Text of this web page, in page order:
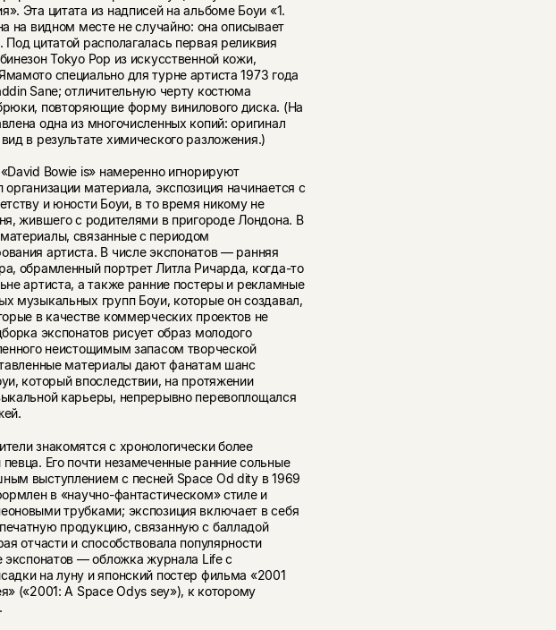
Эта цитата из надписей на альбоме Боуи «1.
на видном месте не случайно: она описывает
цитатой располагалась первая реликвия
Tokyo Pop из искусственной кожи,
специально для турне артиста 1973 года
Sane; отличительную черту костюма
повторяющие форму винилового диска. (На
одна из многочисленных копий: оригинал
в результате химического разложения.)
Bowie is» намеренно игнорируют
материала, экспозиция начинается с
и юности Боуи, в то время никому не
жившего с родителями в пригороде Лондона. В
связанные с периодом
артиста. В числе экспонатов — ранняя
обрамленный портрет Литла Ричарда, когда-то
артиста, а также ранние постеры и рекламные
музыкальных групп Боуи, которые он создавал,
в качестве коммерческих проектов не
экспонатов рисует образ молодого
неистощимым запасом творческой
материалы дают фанатам шанс
который впоследствии, на протяжении
карьеры, непрерывно перевоплощался
знакомятся с хронологически более
Его почти незамеченные ранние сольные
выступлением с песней Space Od dity в 1969
в «научно-фантастическом» стиле и
трубками; экспозиция включает в себя
продукцию, связанную с балладой
отчасти и способствовала популярности
экспонатов — обложка журнала Life с
на луну и японский постер фильма «2001
(«2001: A Space Odys sey»), к которому